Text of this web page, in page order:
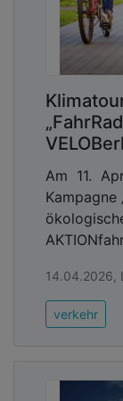
Am 11.
Kampagne
14.04.2026,
verkehr